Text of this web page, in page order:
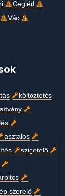
Cegléd
Vác
költöztetés
asztalos
szigetelő
szerelő